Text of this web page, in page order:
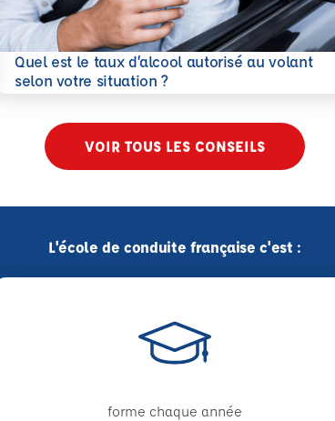
Quel est le taux d’alcool autorisé au volant
selon votre situation ?
En savoir plus
VOIR TOUS LES CONSEILS
L'école de conduite française c'est :
forme chaque année